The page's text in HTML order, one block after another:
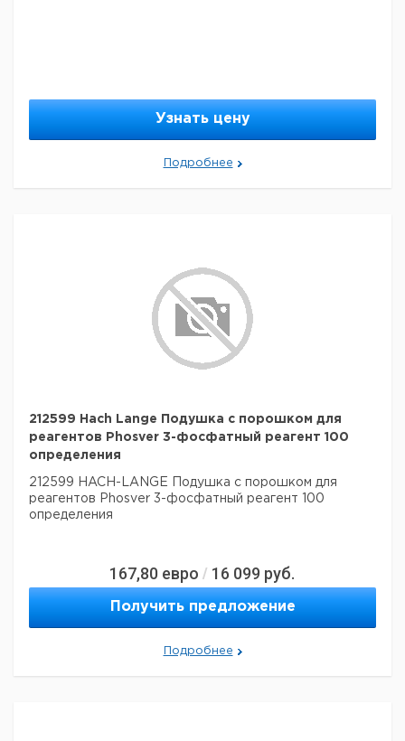
Узнать цену
Подробнее
212599 Hach Lange Подушка с порошком для
реагентов Phosver 3-фосфатный реагент 100
определения
212599 HACH-LANGE Подушка с порошком для
реагентов Phosver 3-фосфатный реагент 100
определения
167,80 евро / 16 099 руб.
Получить предложение
Подробнее